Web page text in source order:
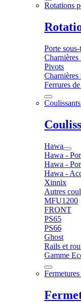
Rotations
Porte
Pivots
Charnières
Ferrures
Hawa
Hawa -
Hawa -
Hawa -
Xinnix
Autres
MFU1200
FRONT
PS65
PS66
Ghost
Rails et
Gamme